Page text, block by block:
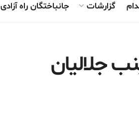
گزارشات جانباختگان راه آزادی
جلالیان